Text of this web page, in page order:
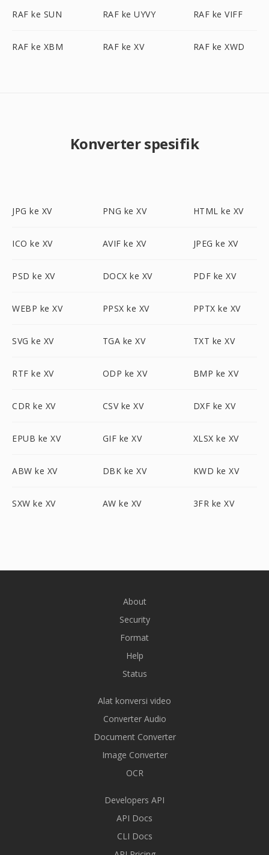
RAF ke SUN RAF ke UYVY RAF ke VIFF
RAF ke XBM RAF ke XV RAF ke XWD
Konverter spesifik
JPG ke XV PNG ke XV HTML ke XV
ICO ke XV AVIF ke XV JPEG ke XV
PSD ke XV DOCX ke XV PDF ke XV
WEBP ke XV PPSX ke XV PPTX ke XV
SVG ke XV TGA ke XV TXT ke XV
RTF ke XV ODP ke XV BMP ke XV
CDR ke XV CSV ke XV DXF ke XV
EPUB ke XV GIF ke XV XLSX ke XV
ABW ke XV DBK ke XV KWD ke XV
SXW ke XV AW ke XV 3FR ke XV
About
Security
Format
Help
Status
Alat konversi video
Converter Audio
Document Converter
Image Converter
OCR
Developers API
API Docs
CLI Docs